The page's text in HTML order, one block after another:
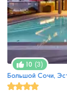
10 (3)
Большой Сочи,